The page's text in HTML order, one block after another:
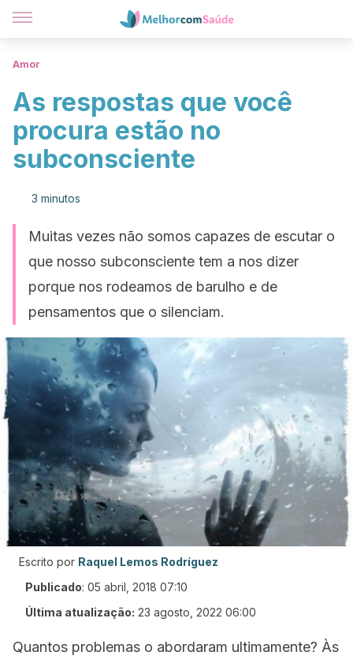
Amor
As respostas que você
procura estão no
subconsciente
3 minutos
Muitas vezes não somos capazes de escutar o
que nosso subconsciente tem a nos dizer
porque nos rodeamos de barulho e de
pensamentos que o silenciam.
Escrito por Raquel Lemos Rodríguez
Publicado: 05 abril, 2018 07:10
Última atualização: 23 agosto, 2022 06:00
Quantos problemas o abordaram ultimamente? Às